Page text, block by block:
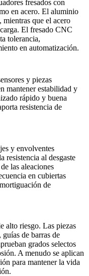
fresados con
en acero. El aluminio
que el acero
El fresado CNC
tolerancia,
en automatización.
y piezas
mantener estabilidad y
rápido y buena
resistencia de
y envolventes
resistencia al desgaste
las aleaciones
en cubiertas
de
alto riesgo. Las piezas
de barras de
grados selectos
A menudo se aplican
para mantener la vida